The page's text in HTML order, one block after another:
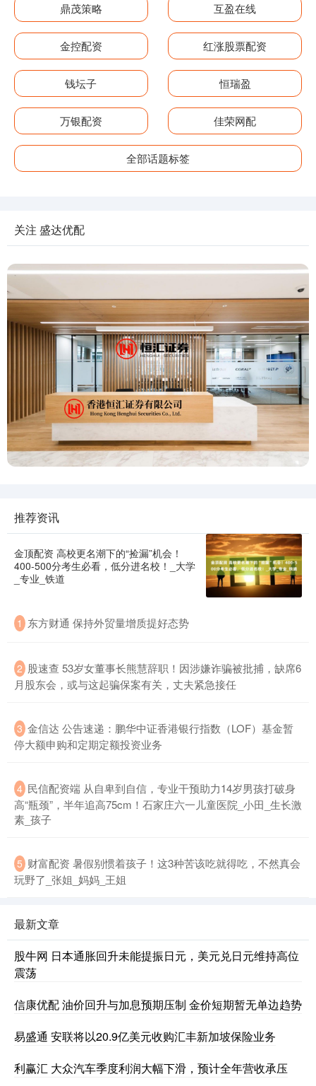
鼎茂策略 互盈在线
金控配资 红涨股票配资
钱坛子 恒瑞盈
万银配资 佳荣网配
全部话题标签
关注 盛达优配
推荐资讯
金顶配资 高校更名潮下的“捡漏”机会！
400-500分考生必看，低分进名校！_大学
_专业_铁道
1 东方财通 保持外贸量增质提好态势
2 股速查 53岁女董事长熊慧辞职！因涉嫌诈骗被批捕，缺席6
月股东会，或与这起骗保案有关，丈夫紧急接任
3 金信达 公告速递：鹏华中证香港银行指数（LOF）基金暂
停大额申购和定期定额投资业务
4 民信配资端 从自卑到自信，专业干预助力14岁男孩打破身
高“瓶颈”，半年追高75cm！石家庄六一儿童医院_小田_生长激
素_孩子
5 财富配资 暑假别惯着孩子！这3种苦该吃就得吃，不然真会
玩野了_张姐_妈妈_王姐
最新文章
股牛网 日本通胀回升未能提振日元，美元兑日元维持高位
震荡
信康优配 油价回升与加息预期压制 金价短期暂无单边趋势
易盛通 安联将以20.9亿美元收购汇丰新加坡保险业务
利赢汇 大众汽车季度利润大幅下滑，预计全年营收承压